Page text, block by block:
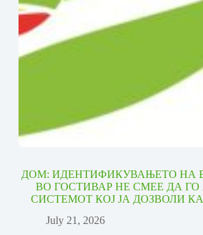
ДОМ: ИДЕНТИФИКУВАЊЕТО НА
ВО ГОСТИВАР НЕ СМЕЕ ДА
СИСТЕМОТ КОЈ ЈА ДОЗВОЛИ
July 21, 2026